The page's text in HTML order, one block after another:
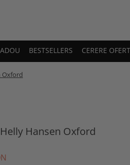
BESTSELLERS CERERE
Oxford
Hansen Oxford